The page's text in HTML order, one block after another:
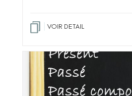
VOIR DETAIL